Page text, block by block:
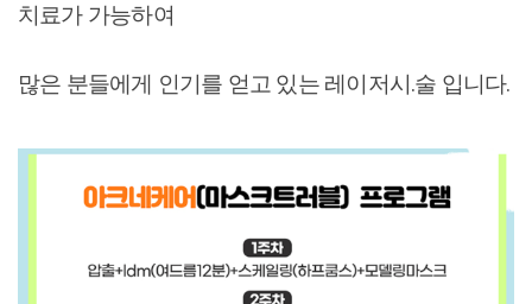
치료가 가능하여
많은 분들에게 인기를 얻고 있는 레이저시.술 입니다.